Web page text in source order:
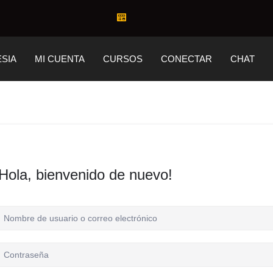
MI CUENTA CURSOS CONECTAR CHAT
bienvenido de nuevo!